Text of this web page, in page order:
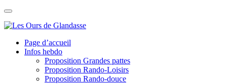
Skip
content
Page d’accueil
Infos hebdo
Proposition Grandes pattes
Proposition Rando-Loisirs
Proposition Rando-douce